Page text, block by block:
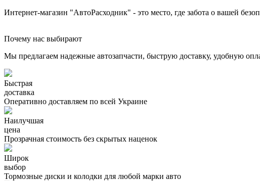
Интернет-магазин "АвтоРасходник" - это место, где забота о вашей
Почему нас выбирают
Мы предлагаем надежные автозапчасти, быструю доставку, удобную
Быстрая
доставка
Оперативно доставляем по всей Украине
Наилучшая
цена
Прозрачная стоимость без скрытых наценок
Широк
выбор
Тормозные диски и колодки для любой марки авто